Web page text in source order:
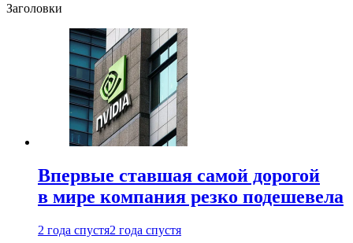
Заголовки
Впервые ставшая самой дорогой
в мире компания резко подешевела
2 года спустя2 года спустя